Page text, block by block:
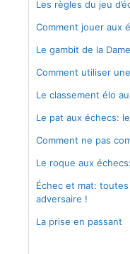
Les règles du jeu
Comment jouer aux
Le gambit de la Dame
Comment utiliser
Le classement élo
Le pat aux échecs:
Comment ne pas
Le roque aux
Échec et mat:
adversaire !
La prise en passant